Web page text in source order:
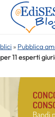
» Pubblica
11 esperti